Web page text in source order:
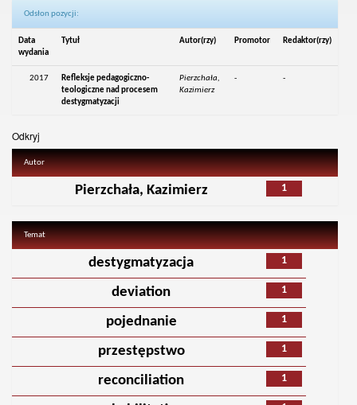
Odsłon pozycji:
Data
wydania
Tytuł Autor(rzy) Promotor Redaktor(rzy)
2017
Refleksje pedagogiczno-
teologiczne nad procesem
destygmatyzacji
Pierzchała,
Kazimierz
- -
Odkryj
Autor
1
Pierzchała, Kazimierz
Temat
1
destygmatyzacja
1
deviation
1
pojednanie
1
przestępstwo
1
reconciliation